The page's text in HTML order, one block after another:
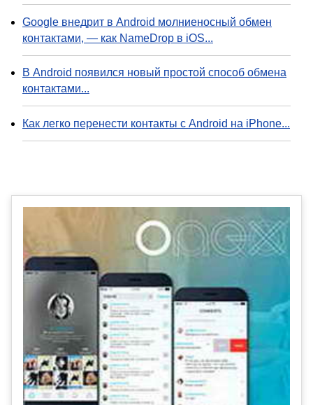
Google внедрит в Android молниеносный обмен
контактами, — как NameDrop в iOS...
В Android появился новый простой способ обмена
контактами...
Как легко перенести контакты с Android на iPhone...